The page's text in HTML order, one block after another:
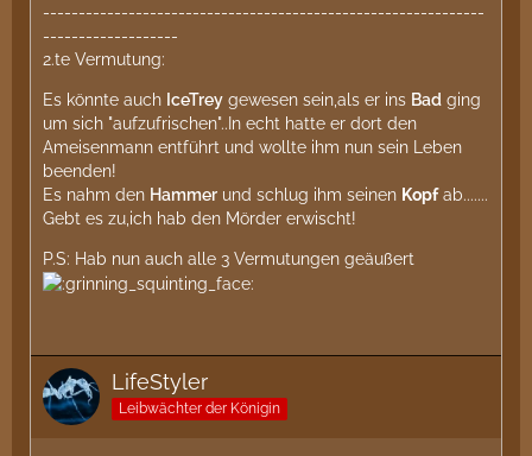
--------------------------------------------------------------
-------------------
2.te Vermutung:
Es könnte auch IceTrey gewesen sein,als er ins Bad ging
um sich "aufzufrischen"..In echt hatte er dort den
Ameisenmann entführt und wollte ihm nun sein Leben
beenden!
Es nahm den Hammer und schlug ihm seinen Kopfab.......
Gebt es zu,ich hab den Mörder erwischt!
P.S: Hab nun auch alle 3 Vermutungen geäußert
LifeStyler
Leibwächter der Königin